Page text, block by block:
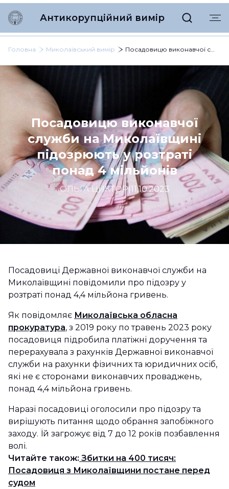
Антикорупційний вимір
Головна Миколаївський вимір Посадовицю виконавчої служби на Миколаївщині підозрюють у розтраті понад 4 мільйонів
Посадовицю виконавчої
служби на Миколаївщині
підозрюють у розтраті
понад 4 мільйонів
ОЛЬГА ЦИКТОР|11.10.2023
Посадовиці Державної виконавчої служби на
Миколаївщині повідомили про підозру у
розтраті понад 4,4 мільйона гривень.
Як повідомляє Миколаївська обласна
прокуратура, з 2019 року по травень 2023 року
посадовиця підробила платіжні доручення та
перерахувала з рахунків Державної виконавчої
служби на рахунки фізичних та юридичних осіб,
які не є сторонами виконавчих проваджень,
понад 4,4 мільйона гривень.
Наразі посадовиці оголосили про підозру та
вирішують питання щодо обрання запобіжного
заходу. Їй загрожує від 7 до 12 років позбавлення
волі.
Читайте також: Збитки на 400 тисяч:
Посадовиця з Миколаївщини постане перед
судом